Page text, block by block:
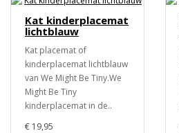
Kat kinderplacemat
lichtblauw
Kat placemat of
kinderplacemat lichtblauw
van We Might Be Tiny.We
Might Be Tiny
kinderplacemat in de..
€ 19,95